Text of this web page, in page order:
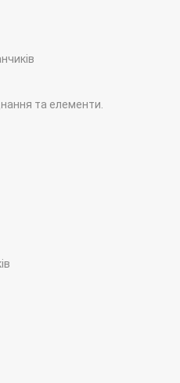
та елементи.